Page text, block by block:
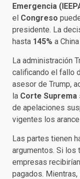
Emergencia
el Congreso
presidente. La
hasta 145% a
La administración
calificando el fallo
asesor de Trump,
la Corte Suprema
de apelaciones
vigentes los
Las partes tienen
argumentos. Si los
empresas recibirían
pagados.